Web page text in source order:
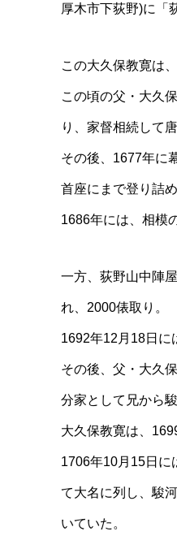
厚木市下荻野)に「
この大久保教寛は
この頃の父・大久
り、家督相続して
その後、1677年に
首座にまで登り詰め
1686年には、相模
一方、荻野山中陣
れ、2000俵取り。
1692年12月18日に
その後、父・大久
分家として兄から
大久保教寛は、
1706年10月15日に
て大名に列し、駿
いていた。